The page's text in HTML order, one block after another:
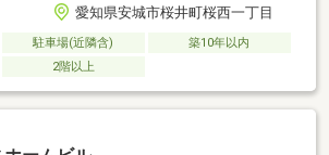
愛知県安城市桜井町桜西一丁目
駐車場(近隣含)
築10年以内
2階以上